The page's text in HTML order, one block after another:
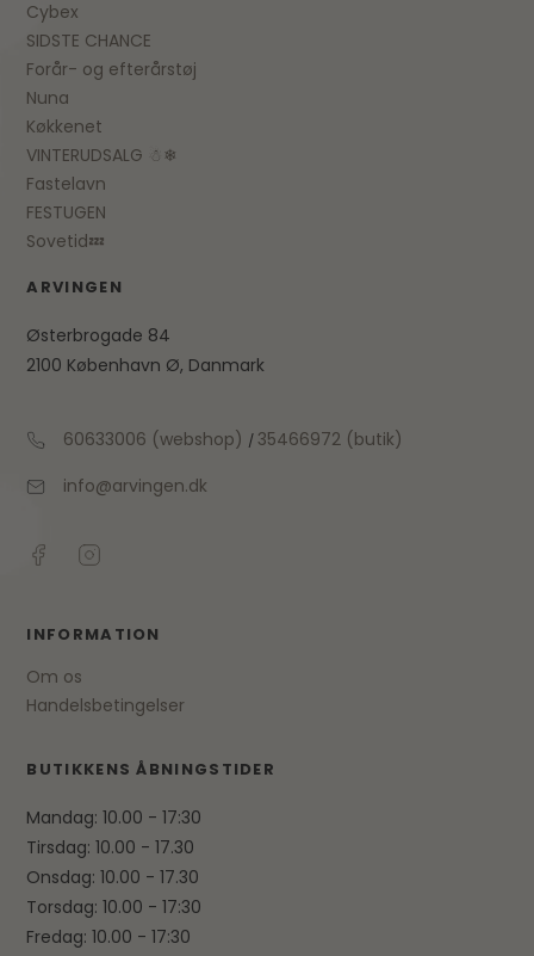
Cybex
SIDSTE CHANCE
Forår- og efterårstøj
Nuna
Køkkenet
VINTERUDSALG ☃❄
Fastelavn
FESTUGEN
Sovetid💤
ARVINGEN
Østerbrogade 84
2100 København Ø, Danmark
60633006 (webshop) / 35466972 (butik)
info@arvingen.dk
INFORMATION
Om os
Handelsbetingelser
BUTIKKENS ÅBNINGSTIDER
Mandag: 10.00 - 17:30
Tirsdag: 10.00 - 17.30
Onsdag: 10.00 - 17.30
Torsdag: 10.00 - 17:30
Fredag: 10.00 - 17:30